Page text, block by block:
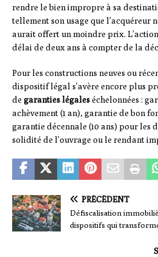
rendre le bien impropre à sa
tellement son usage que l’acquéreur
aurait offert un moindre prix.
délai de deux ans à compter de la
Pour les constructions neuves ou
dispositif légal s’avère encore plus
de garanties légaleséchelonnées :
achèvement (1 an), garantie de bon
garantie décennale (10 ans) pour les
solidité de l’ouvrage ou le rendant
PRÉCÉDENT
Défiscalisation
dispositifs qui